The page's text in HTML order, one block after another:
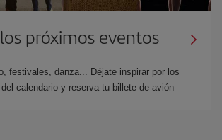
próximos eventos
festivales, danza... Déjate inspirar por los
calendario y reserva tu billete de avión